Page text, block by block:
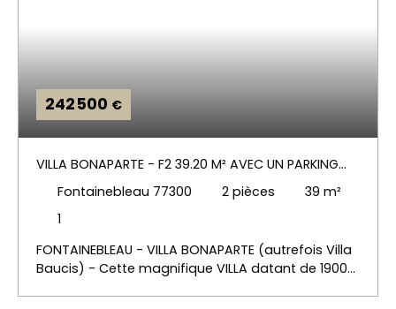
242 500 €
VILLA BONAPARTE - F2 39.20 M² AVEC UN PARKING
Fontainebleau 77300 2 pièces 39 m²
1
FONTAINEBLEAU - VILLA BONAPARTE (autrefois Villa
Baucis) - Cette magnifique VILLA datant de 1900